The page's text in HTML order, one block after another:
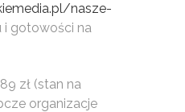
nasze-
i gotowości na
zł (stan na
organizacje